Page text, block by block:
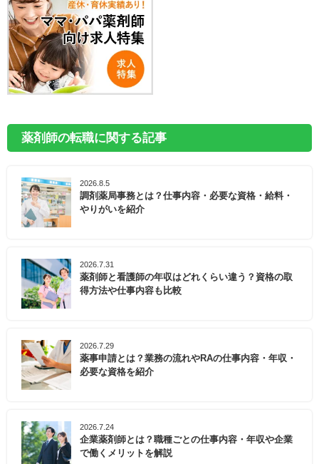
薬剤師の転職に関する記事
2026.8.5
調剤薬局事務とは？仕事内容・必要な資格・給料・
やりがいを紹介
2026.7.31
薬剤師と看護師の年収はどれくらい違う？資格の取
得方法や仕事内容も比較
2026.7.29
薬事申請とは？業務の流れやRAの仕事内容・年収・
必要な資格を紹介
2026.7.24
企業薬剤師とは？職種ごとの仕事内容・年収や企業
で働くメリットを解説